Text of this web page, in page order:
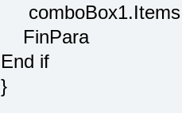
FinPara
End if
}